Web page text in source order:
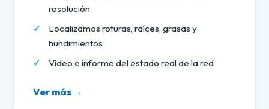
resolución
Localizamos roturas, raíces, grasas y
hundimientos
Vídeo e informe del estado real de la red
Ver más →